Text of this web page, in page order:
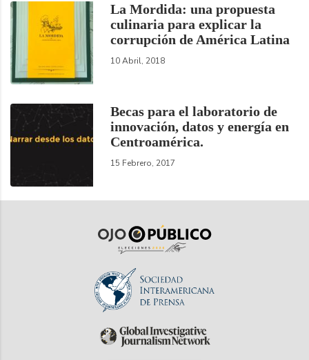
La Mordida: una propuesta
culinaria para explicar la
corrupción de América Latina
10 Abril, 2018
Becas para el laboratorio de
innovación, datos y energía en
Centroamérica.
15 Febrero, 2017